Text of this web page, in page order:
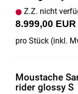
Z.Z. nicht
8.999,00 EUR
pro Stück (inkl.
Moustache
rider glossy S